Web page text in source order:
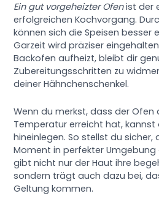
Ein gut vorgeheizter Ofenist der
erfolgreichen Kochvorgang.
können sich die Speisen besser
Garzeit wird präziser
Backofen aufheizt, bleibt dir
Zubereitungsschritten zu
deiner Hähnchenschenkel.
Wenn du merkst, dass der Ofen
Temperatur erreicht hat, kannst
hineinlegen. So stellst du
Moment in perfekter
gibt nicht nur der Haut ihre
sondern trägt auch dazu bei,
Geltung kommen.